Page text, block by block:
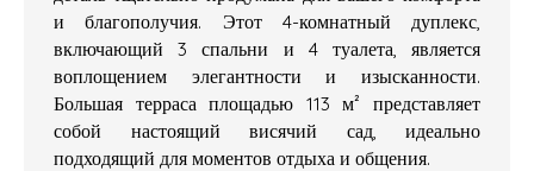
и благополучия. Этот 4-комнатный дуплекс,
включающий 3 спальни и 4 туалета, является
воплощением элегантности и изысканности.
Большая терраса площадью 113 м² представляет
собой настоящий висячий сад, идеально
подходящий для моментов отдыха и общения.